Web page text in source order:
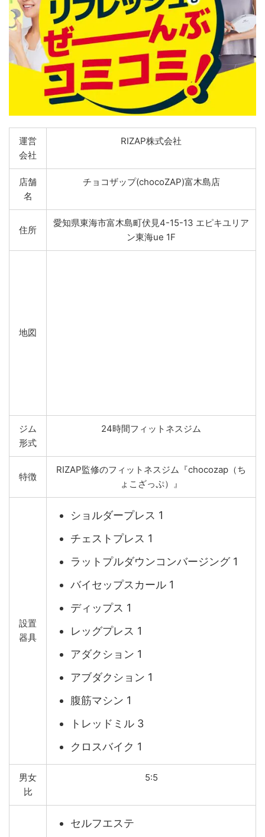
運営
会社
RIZAP株式会社
店舗
名
チョコザップ(chocoZAP)富木島店
住所
愛知県東海市富木島町伏見4-15-13 エピキユリア
ン東海ue 1F
地図
ジム
形式
24時間フィットネスジム
特徴
RIZAP監修のフィットネスジム『chocozap（ち
ょこざっぷ）』
設置
器具
ショルダープレス 1
チェストプレス 1
ラットプルダウンコンバージング 1
バイセップスカール 1
ディップス 1
レッグプレス 1
アダクション 1
アブダクション 1
腹筋マシン 1
トレッドミル 3
クロスバイク 1
男女
比
5:5
セルフエステ